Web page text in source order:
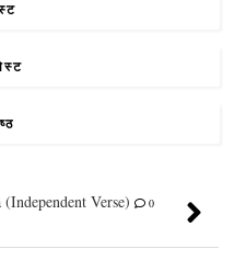
Verse)
0